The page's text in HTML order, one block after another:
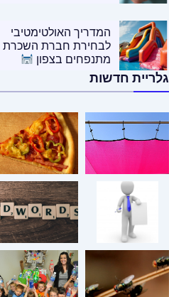
המדריך האולטימטיבי
לבחירת חברת השכרת
מתנפחים בצפון
גלריית חדשות